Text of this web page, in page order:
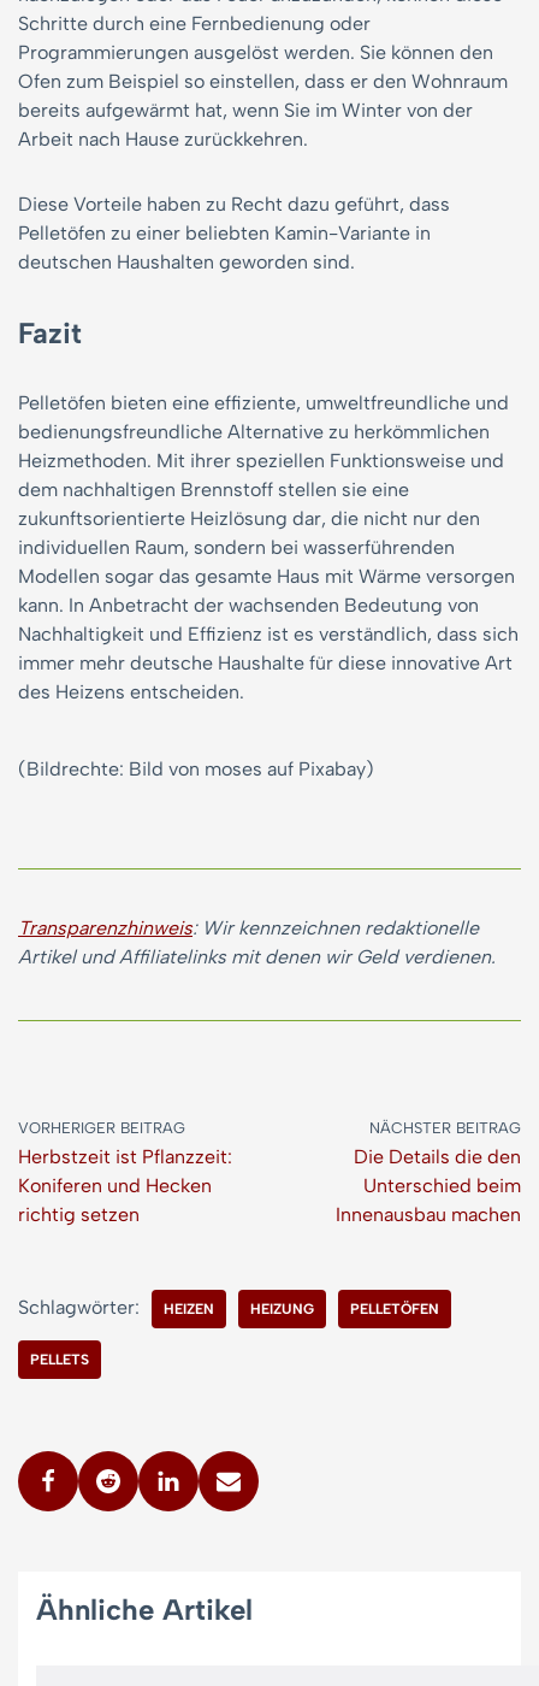
Schritte durch eine Fernbedienung oder
Programmierungen ausgelöst werden. Sie können den
Ofen zum Beispiel so einstellen, dass er den Wohnraum
bereits aufgewärmt hat, wenn Sie im Winter von der
Arbeit nach Hause zurückkehren.
Diese Vorteile haben zu Recht dazu geführt, dass
Pelletöfen zu einer beliebten Kamin-Variante in
deutschen Haushalten geworden sind.
Fazit
Pelletöfen bieten eine effiziente, umweltfreundliche und
bedienungsfreundliche Alternative zu herkömmlichen
Heizmethoden. Mit ihrer speziellen Funktionsweise und
dem nachhaltigen Brennstoff stellen sie eine
zukunftsorientierte Heizlösung dar, die nicht nur den
individuellen Raum, sondern bei wasserführenden
Modellen sogar das gesamte Haus mit Wärme versorgen
kann. In Anbetracht der wachsenden Bedeutung von
Nachhaltigkeit und Effizienz ist es verständlich, dass sich
immer mehr deutsche Haushalte für diese innovative Art
des Heizens entscheiden.
(Bildrechte: Bild von moses auf Pixabay)
Transparenzhinweis: Wir kennzeichnen redaktionelle
Artikel und Affiliatelinks mit denen wir Geld verdienen.
VORHERIGER BEITRAG
Herbstzeit ist Pflanzzeit:
Koniferen und Hecken
richtig setzen
NÄCHSTER BEITRAG
Die Details die den
Unterschied beim
Innenausbau machen
Schlagwörter: HEIZEN HEIZUNG PELLETÖFEN
PELLETS
Ähnliche Artikel